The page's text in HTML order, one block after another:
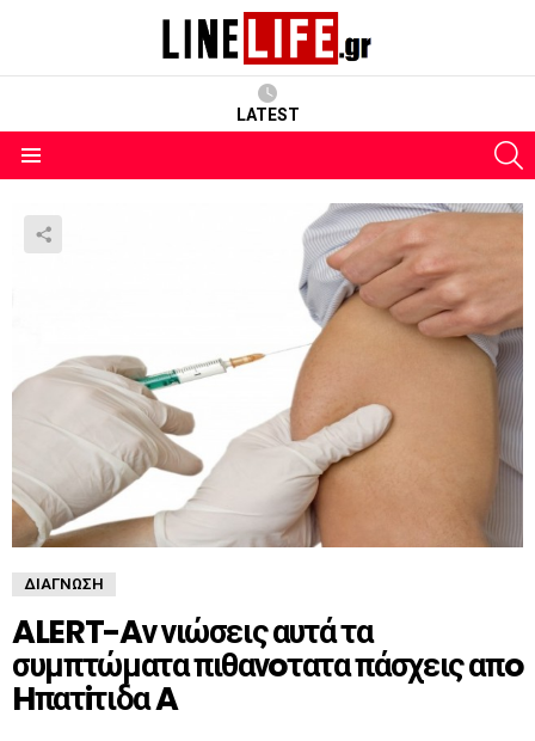
LATEST
ΔΙΆΓΝΩΣΗ
ALERT-Aν νιώσεις αυτά τα
συμπτώματα πιθανoτατα πάσχεις απo
Hπατiτιδα A